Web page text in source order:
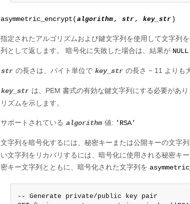
asymmetric_encrypt( algorithm , str , key_str )
指定されたアルゴリズムおよび鍵文字列を使用して文字列
列として返します。 暗号化に失敗した場合は、結果が NULL
str の長さは、バイト単位で key_str の長さ − 11 よりも
key_str は、PEM 書式の有効な鍵文字列にする必要があり
リズムを示します。
サポートされている algorithm 値: 'RSA'
文字列を暗号化するには、秘密キーまたは公開キーの文字
い文字列をリカバリするには、暗号化に使用される秘密キ
密キー文字列とともに、暗号化された文字列を
-- Generate private/public key pair